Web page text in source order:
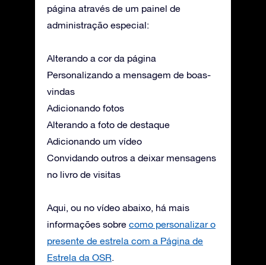
página através de um painel de
administração especial:
Alterando a cor da página
Personalizando a mensagem de boas-
vindas
Adicionando fotos
Alterando a foto de destaque
Adicionando um vídeo
Convidando outros a deixar mensagens
no livro de visitas
Aqui, ou no vídeo abaixo, há mais
informações sobre como personalizar o
presente de estrela com a Página de
Estrela da OSR.